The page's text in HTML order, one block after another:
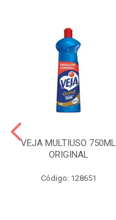
VEJA MULTIUSO 750ML
ORIGINAL
Código: 128651